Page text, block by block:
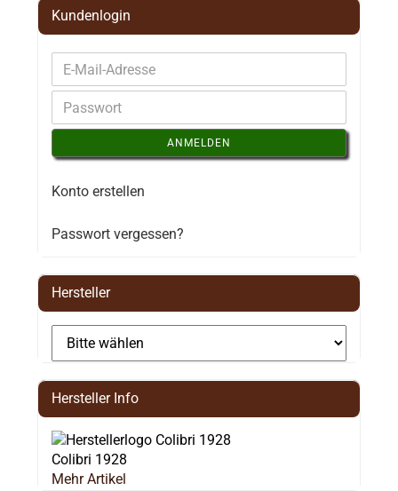
Kundenlogin
ANMELDEN
Konto erstellen
Passwort vergessen?
Hersteller
Hersteller Info
Colibri 1928
Mehr Artikel